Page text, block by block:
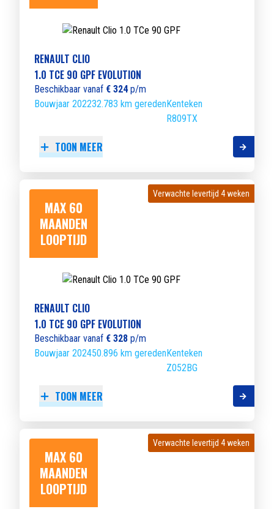
RENAULT CLIO
1.0 TCE 90 GPF EVOLUTION
Beschikbaar vanaf € 324p/m
Bouwjaar 202232.783 km geredenKenteken
R809TX
TOON MEER
MAX 60
MAANDEN
LOOPTIJD
Verwachte levertijd 4 weken
Verwachte levertijd 4 weken
RENAULT CLIO
1.0 TCE 90 GPF EVOLUTION
Beschikbaar vanaf € 328 p/m
Bouwjaar 202450.896 km geredenKenteken
Z052BG
TOON MEER
MAX 60
MAANDEN
LOOPTIJD
Verwachte levertijd 4 weken
Verwachte levertijd 4 weken